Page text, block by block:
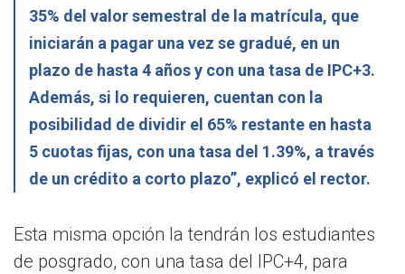
35% del valor semestral de la matrícula, que
iniciarán a pagar una vez se gradué, en un
plazo de hasta 4 años y con una tasa de IPC+3.
Además, si lo requieren, cuentan con la
posibilidad de dividir el 65% restante en hasta
5 cuotas fijas, con una tasa del 1.39%, a través
de un crédito a corto plazo”, explicó el rector.
Esta misma opción la tendrán los estudiantes
de posgrado, con una tasa del IPC+4, para